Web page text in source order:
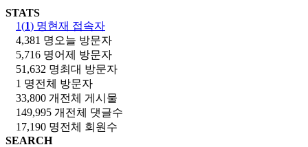
STATS
1(1) 명현재 접속자
4,381 명 오늘 방문자
5,716 명어제 방문자
51,632 명최대 방문자
1 명전체 방문자
33,800 개 전체 게시물
149,995 개 전체 댓글수
17,190 명전체 회원수
SEARCH